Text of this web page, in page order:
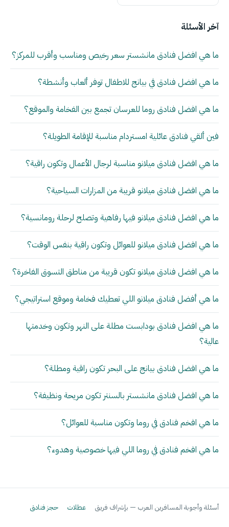
آخر الأسئلة
ما هي افضل فنادق مانشستر سعر رخيص ومناسب وأقرب للمركز؟
ما هي افضل فنادق في بيانج للاطفال توفر ألعاب وأنشطة؟
ما هي افضل فنادق روما للعرسان تجمع بين الفخامة والموقع؟
فين ألقي فنادق عائلية امستردام مناسبة للإقامة الطويلة؟
ما هي افضل فنادق ميلانو مناسبة لرجال الأعمال وتكون راقية؟
ما هي افضل فنادق ميلانو قريبة من المزارات السياحية؟
ما هي افضل فنادق ميلانو فيها رفاهية وتصلح لرحلة رومانسية؟
ما هي افضل فنادق ميلانو للعوائل وتكون راقية بنفس الوقت؟
ما هي افضل فنادق ميلانو تكون قريبة من مناطق التسوق الفاخرة؟
ما هي أفضل فنادق ميلانو اللي تعطيك فخامة وموقع استراتيجي؟
ما هي افضل فنادق بودابست مطلة على النهر وتكون وخدمتها
عالية؟
ما هي افضل فنادق بيانج على البحر تكون راقية ومطلة؟
ما هي افضل فنادق مانشستر بالسنتر تكون مريحة ونظيفة؟
ما هي افخم فنادق في روما وتكون مناسبة للعوائل؟
ما هي افخم فنادق في روما اللي فيها خصوصية وهدوء؟
أسئلة وأجوبة المسافرين العرب — بإشراف فريق عطلات حجز فنادق